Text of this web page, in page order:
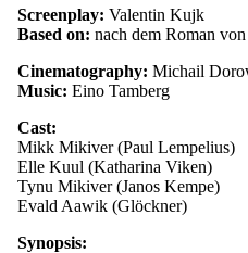
Screenplay: Valentin Kujk
Based on: nach dem Roman
Cinematography: Michail
Music: Eino Tamberg
Cast:
Mikk Mikiver (Paul Lempelius)
Elle Kuul (Katharina Viken)
Tynu Mikiver (Janos Kempe)
Evald Aawik (Glöckner)
Synopsis: